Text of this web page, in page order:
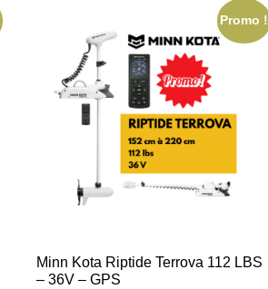
Promo !
Minn Kota Riptide Terrova 112 LBS
– 36V – GPS